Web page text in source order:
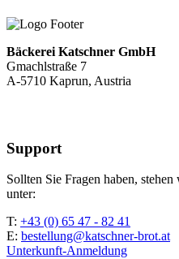
Bäckerei Katschner GmbH
Gmachlstraße 7
A-5710 Kaprun, Austria
Support
Sollten Sie Fragen haben,
unter:
T: +43 (0) 65 47 - 82 41
E: bestellung@katschner-brot.at
Unterkunft-Anmeldung